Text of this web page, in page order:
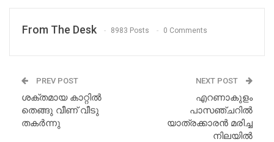
From The Desk 8983 Posts 0 Comments
PREV POST
ശക്തമായ കാറ്റില്‍
തെങ്ങു വീണ് വീടു
തകര്‍ന്നു
NEXT POST
എറണാകുളം
പാസഞ്ചറിൽ
യാത്രക്കാരന്‍ മരിച്ച
നിലയിൽ